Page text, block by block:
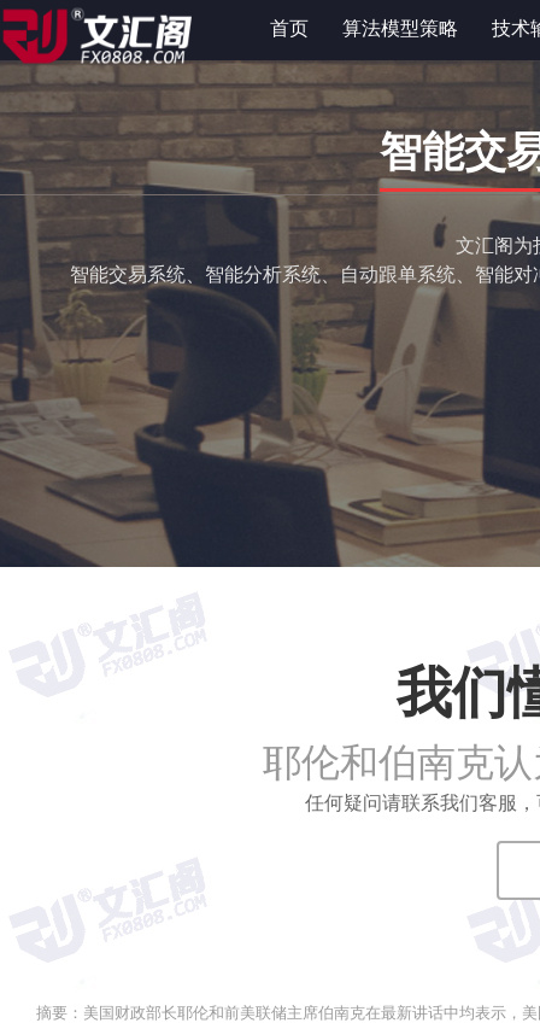
首页 算法模型策略 技术
智能交
文汇阁为
智能交易系统、智能分析系统、自动跟单系统、智能
我们
耶伦和伯南克
任何疑问请联系我们客服，
摘要： 美国财政部长耶伦和前美联储主席伯南克在最新讲话中均表示，